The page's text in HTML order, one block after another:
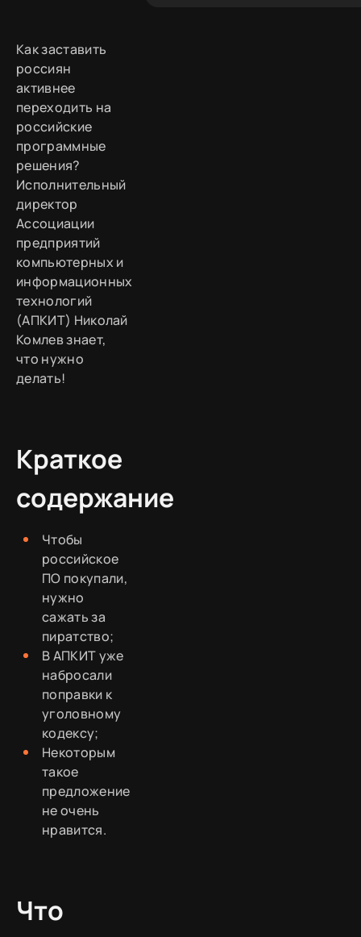
Как заставить
россиян
активнее
переходить на
российские
программные
решения?
Исполнительный
директор
Ассоциации
предприятий
компьютерных и
информационных
технологий
(АПКИТ) Николай
Комлев знает,
что нужно
делать!
Краткое
содержание
Чтобы
российское
ПО покупали,
нужно
сажать за
пиратство;
В АПКИТ уже
набросали
поправки к
уголовному
кодексу;
Некоторым
такое
предложение
не очень
нравится.
Что